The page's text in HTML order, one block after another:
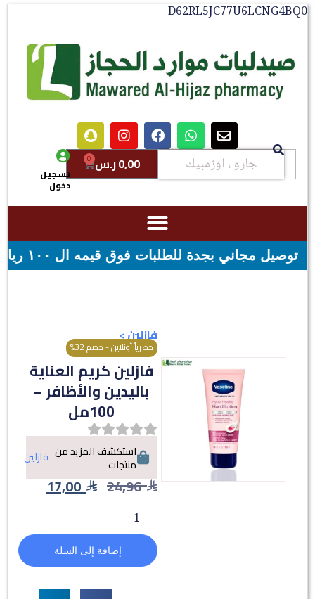
0,00ر.س تسجيل
دخول
فوق قيمه ال ١٠٠ ريال - شحن مجاني لقيمه اكثر من ٢٩٩ ريال
فازلين>
حصرياً أونلاين - خصم 32%
فازلين كريم العناية
باليدين والأظافر –
100مل
استكشف المزيد من
منتجات فازلين
24,96
17,00
إضافة إلى السلة